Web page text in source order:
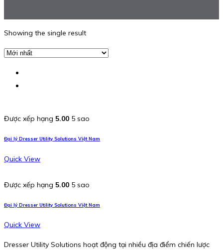
Showing the single result
Được xếp hạng 5.00 5 sao
Đại lý Dresser Utility Solutions Việt Nam
Quick View
Được xếp hạng 5.00 5 sao
Đại lý Dresser Utility Solutions Việt Nam
Quick View
Dresser Utility Solutions hoạt động tại nhiều địa điểm chiến lược